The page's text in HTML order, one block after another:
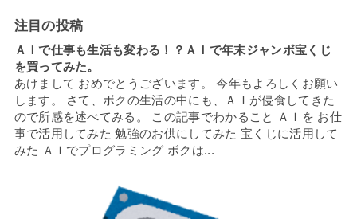
注目の投稿
ＡＩで仕事も生活も変わる！？ＡＩで年末ジャンボ宝くじ
を買ってみた。
あけまして おめでとうございます。 今年もよろしくお願い
します。 さて、ボクの生活の中にも、ＡＩが侵食してきた
ので所感を述べてみる。 この記事でわかること ＡＩを お仕
事で活用してみた 勉強のお供にしてみた 宝くじに活用して
みた ＡＩでプログラミング ボクは...